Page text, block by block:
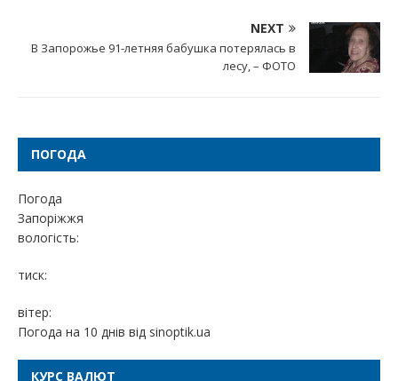
NEXT
В Запорожье 91-летняя бабушка потерялась в
лесу, – ФОТО
ПОГОДА
Погода
Запоріжжя
вологість:
тиск:
вітер:
Погода на 10 днів від sinoptik.ua
КУРС ВАЛЮТ